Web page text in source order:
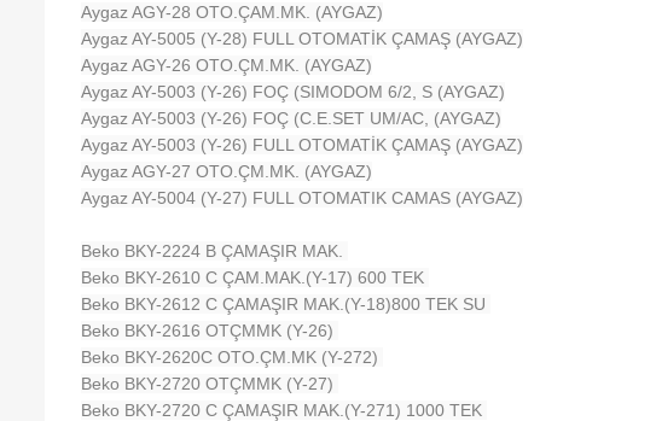
Aygaz AGY-28 OTO.ÇAM.MK. (AYGAZ)
Aygaz AY-5005 (Y-28) FULL OTOMATİK ÇAMAŞ (AYGAZ)
Aygaz AGY-26 OTO.ÇM.MK. (AYGAZ)
Aygaz AY-5003 (Y-26) FOÇ (SIMODOM 6/2, S (AYGAZ)
Aygaz AY-5003 (Y-26) FOÇ (C.E.SET UM/AC, (AYGAZ)
Aygaz AY-5003 (Y-26) FULL OTOMATİK ÇAMAŞ (AYGAZ)
Aygaz AGY-27 OTO.ÇM.MK. (AYGAZ)
Aygaz AY-5004 (Y-27) FULL OTOMATIK CAMAS (AYGAZ)
Beko BKY-2224 B ÇAMAŞIR MAK.
Beko BKY-2610 C ÇAM.MAK.(Y-17) 600 TEK
Beko BKY-2612 C ÇAMAŞIR MAK.(Y-18)800 TEK SU
Beko BKY-2616 OTÇMMK (Y-26)
Beko BKY-2620C OTO.ÇM.MK (Y-272)
Beko BKY-2720 OTÇMMK (Y-27)
Beko BKY-2720 C ÇAMAŞIR MAK.(Y-271) 1000 TEK